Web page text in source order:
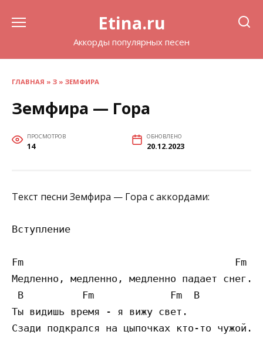
Etina.ru
Аккорды популярных песен
ГЛАВНАЯ » З » ЗЕМФИРА
Земфира — Гора
ПРОСМОТРОВ
14
ОБНОВЛЕНО
20.12.2023
Текст песни Земфира — Гора с аккордами:
Вступление
Fm                                    Fm
Медленно, медленно, медленно падает снег.
B          Fm             Fm  B
Ты видишь время - я вижу свет.
Сзади подкрался на цыпочках кто-то чужой.